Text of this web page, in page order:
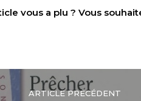
vous a plu ? Vous
ARTICLE PRÉCÉDENT